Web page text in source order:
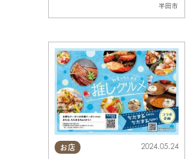
半田市
お店 2024.05.24